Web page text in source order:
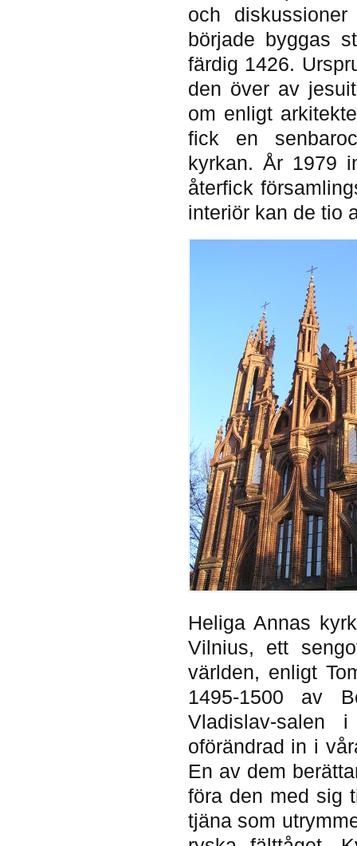
och
började byggas
färdig 1426.
den över av
om enligt
fick en
kyrkan. År 1979
återfick
interiör kan de tio
Heliga Annas
Vilnius, ett
världen, enligt
1495-1500 av
Vladislav-salen
oförändrad in i
En av dem
föra den med sig
tjäna som